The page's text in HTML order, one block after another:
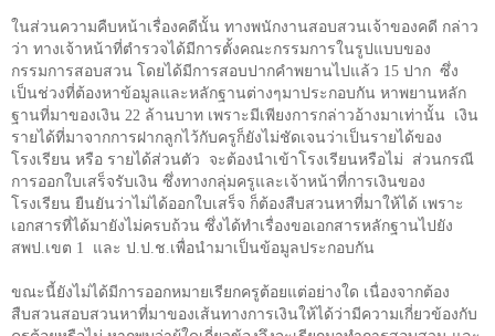
ในส่วนความคืบหน้าเรื่องคดีนั้น ทางพนักงานสอบสวนเจ้าของคดี กล่าว
ว่า ทางเจ้าหน้าที่ตำรวจได้มีการตั้งคณะกรรมการในรูปแบบของ
กรรมการสอบสวน โดยได้มีการสอบปากคำพยานไปแล้ว 15 ปาก ซึ่ง
เป็นช่วงที่ต้องหาข้อมูลและหลักฐานต่างๆมาประกอบกัน หาพยานหลัก
ฐานที่มาของเงิน 22 ล้านบาท เพราะมีเพียงการกล่าวอ้างมาเท่านั้น เงิน
รายได้ที่มาจากการฝากลูกไว้กับครูก็ยังไม่ชัดเจนว่าเป็นรายได้ของ
โรงเรียน หรือ รายได้ส่วนตัว จะต้องนำเข้าโรงเรียนหรือไม่ ส่วนกรณี
การออกใบเสร็จรับเงิน ซึ่งทางกลุ่มครูและเจ้าหน้าที่การเงินของ
โรงเรียน ยืนยันว่าไม่ได้ออกใบเสร็จ ก็ต้องสืบสวนหาที่มาให้ได้ เพราะ
เอกสารที่ได้มายังไม่ครบถ้วน ซึ่งได้ทำเรื่องขอเอกสารหลักฐานไปยัง
สพป.เขต 1 และ ป.ป.ช.เพื่อนำมาเป็นข้อมูลประกอบกัน
ขณะนี้ยังไม่ได้มีการออกหมายเรียกครูต้อยแต่อย่างใด เนื่องจากต้อง
สืบสวนสอบสวนหาที่มาของเส้นทางการเงินให้ได้ว่ามีความเกี่ยวข้องกับ